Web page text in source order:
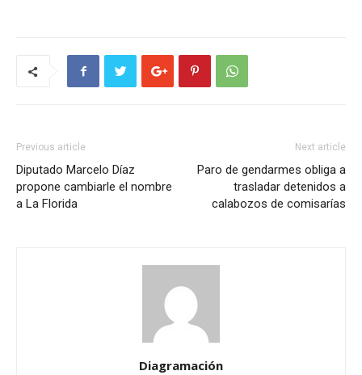
Previous article
Diputado Marcelo Díaz
propone cambiarle el nombre
a La Florida
Next article
Paro de gendarmes obliga a
trasladar detenidos a
calabozos de comisarías
Diagramación